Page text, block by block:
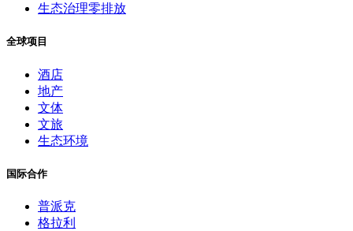
生态治理零排放
全球项目
酒店
地产
文体
文旅
生态环境
国际合作
普派克
格拉利